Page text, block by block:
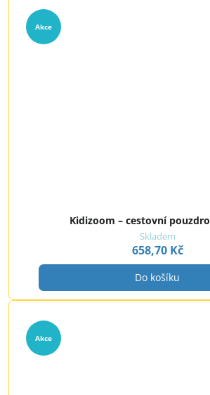
Akce
Kidizoom – cestovní
Skladem
658,70 Kč
Do košíku
Akce